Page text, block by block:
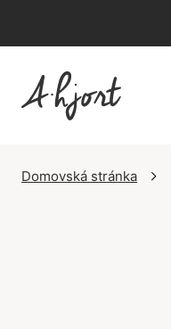
Domovská stránka